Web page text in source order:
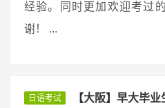
经验。同时更加欢迎考过
谢！ ...
日语考试
【大阪】早大毕